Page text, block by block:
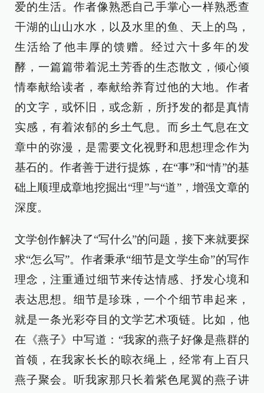
爱的生活。作者像熟悉自己手掌心一样熟悉查
干湖的山山水水，以及水里的鱼、天上的鸟，
生活给了他丰厚的馈赠。经过六十多年的发
酵，一篇篇带着泥土芳香的生态散文，倾心倾
情奉献给读者，奉献给养育过他的大地。作者
的文字，或怀旧，或念新，所抒发的都是真情
实感，有着浓郁的乡土气息。而乡土气息在文
章中的弥漫，是需要文化视野和思想理念作为
基石的。作者善于进行提炼，在“事”和“情”的基
础上顺理成章地挖掘出“理”与“道”，增强文章的
深度。
文学创作解决了“写什么”的问题，接下来就要探
求“怎么写”。作者秉承“细节是文学生命”的写作
理念，注重通过细节来传达情感、抒发心境和
表达思想。细节是珍珠，一个个细节串起来，
就是一条光彩夺目的文学艺术项链。比如，他
在《燕子》中写道：“我家的燕子好像是燕群的
首领，在我家长长的晾衣绳上，经常有上百只
燕子聚会。听我家那只长着紫色尾翼的燕子讲